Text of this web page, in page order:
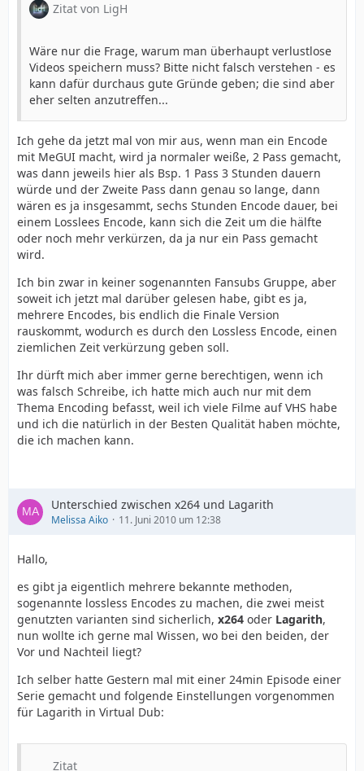
Zitat von LigH
Wäre nur die Frage, warum man überhaupt verlustlose
Videos speichern muss? Bitte nicht falsch verstehen - es
kann dafür durchaus gute Gründe geben; die sind aber
eher selten anzutreffen...
Ich gehe da jetzt mal von mir aus, wenn man ein Encode
mit MeGUI macht, wird ja normaler weiße, 2 Pass gemacht,
was dann jeweils hier als Bsp. 1 Pass 3 Stunden dauern
würde und der Zweite Pass dann genau so lange, dann
wären es ja insgesammt, sechs Stunden Encode dauer, bei
einem Losslees Encode, kann sich die Zeit um die hälfte
oder noch mehr verkürzen, da ja nur ein Pass gemacht
wird.
Ich bin zwar in keiner sogenannten Fansubs Gruppe, aber
soweit ich jetzt mal darüber gelesen habe, gibt es ja,
mehrere Encodes, bis endlich die Finale Version
rauskommt, wodurch es durch den Lossless Encode, einen
ziemlichen Zeit verkürzung geben soll.
Ihr dürft mich aber immer gerne berechtigen, wenn ich
was falsch Schreibe, ich hatte mich auch nur mit dem
Thema Encoding befasst, weil ich viele Filme auf VHS habe
und ich die natürlich in der Besten Qualität haben möchte,
die ich machen kann.
Unterschied zwischen x264 und Lagarith
Melissa Aiko 11. Juni 2010 um 12:38
Hallo,
es gibt ja eigentlich mehrere bekannte methoden,
sogenannte lossless Encodes zu machen, die zwei meist
genutzten varianten sind sicherlich, x264 oder Lagarith,
nun wollte ich gerne mal Wissen, wo bei den beiden, der
Vor und Nachteil liegt?
Ich selber hatte Gestern mal mit einer 24min Episode einer
Serie gemacht und folgende Einstellungen vorgenommen
für Lagarith in Virtual Dub:
Zitat